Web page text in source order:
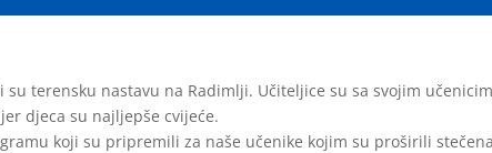
terensku nastavu na Radimlji. Učiteljice su sa svojim
djeca su najljepše cvijeće.
koji su pripremili za naše učenike kojim su proširili